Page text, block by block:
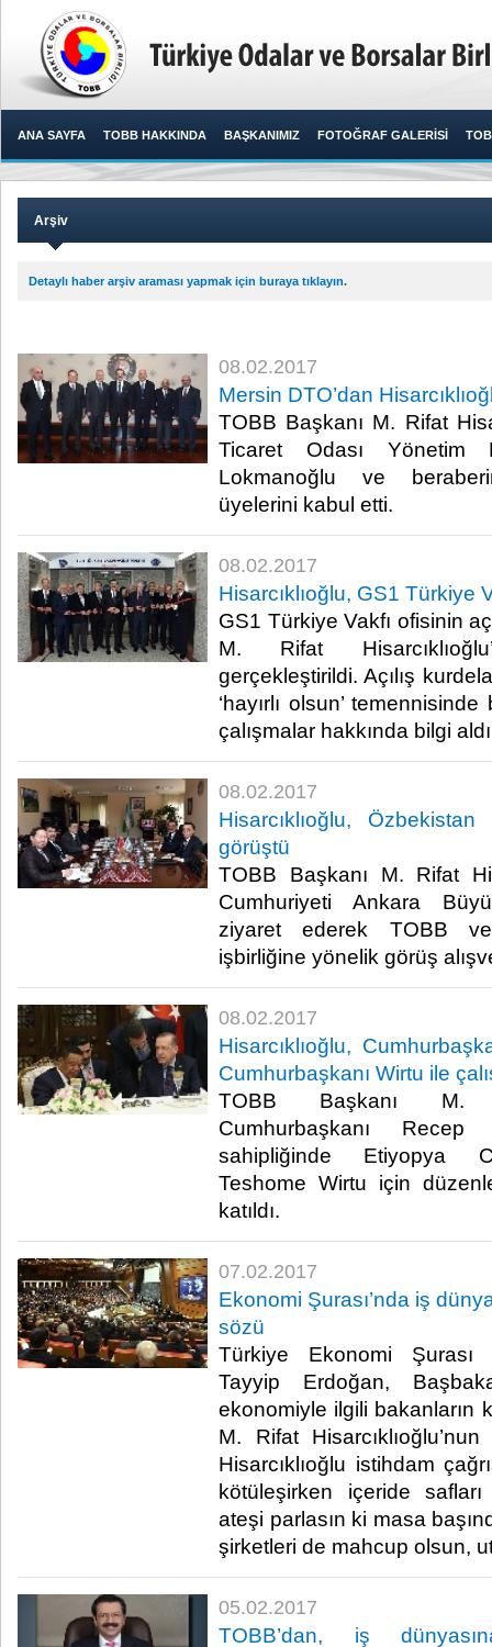
ANA SAYFA TOBB HAKKINDA BAŞKANIMIZ FOTOĞRAF GALERİSİ
Arşiv
Detaylı haber arşiv araması yapmak için buraya tıklayın.
08.02.2017
Mersin DTO’dan
TOBB Başkanı M. Rifat
Ticaret Odası Yönetim
Lokmanoğlu ve
üyelerini kabul etti.​
08.02.2017
Hisarcıklıoğlu, GS1 Türkiye
GS1 Türkiye Vakfı ofisinin
M. Rifat
gerçekleştirildi. Açılış
‘hayırlı olsun’
çalışmalar hakkında bilgi
08.02.2017
Hisarcıklıoğlu,
görüştü
TOBB Başkanı M. Rifat
Cumhuriyeti Ankara
ziyaret ederek TOBB
işbirliğine yönelik görüş
08.02.2017
Hisarcıklıoğlu,
Cumhurbaşkanı Wirtu ile
TOBB Başkanı M.
Cumhurbaşkanı
sahipliğinde Etiyopya
Teshome Wirtu için
katıldı.​
07.02.2017
Ekonomi Şurası’nda iş
sözü
Türkiye Ekonomi Şurası
Tayyip Erdoğan,
ekonomiyle ilgili bakanların
M. Rifat
Hisarcıklıoğlu istihdam
kötüleşirken içeride safları
ateşi parlasın ki masa
şirketleri de mahcup olsun,
05.02.2017
TOBB’dan, iş